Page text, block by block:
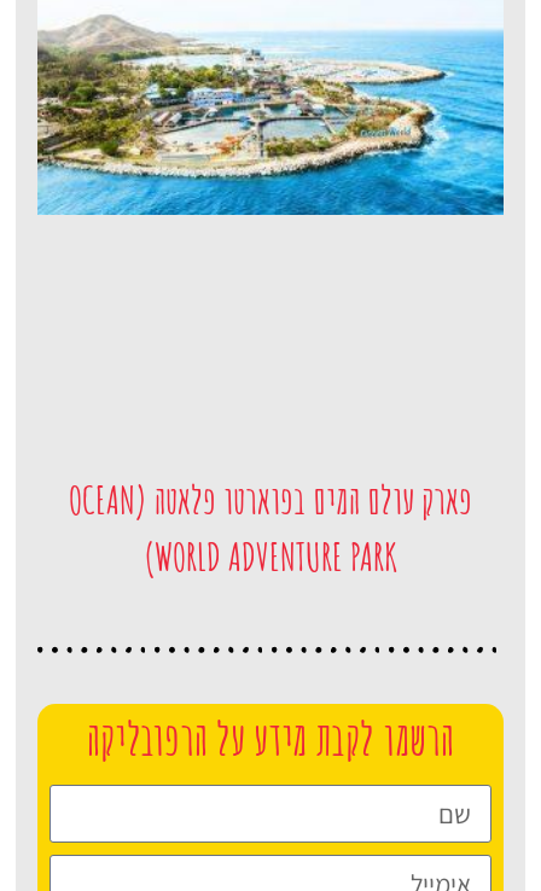
פארק עולם המים בפוארטו פלאטה (OCEAN
WORLD ADVENTURE PARK)
הרשמו לקבת מידע על הרפובליקה